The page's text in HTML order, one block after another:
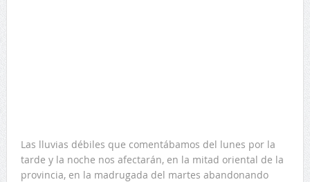
Las lluvias débiles que comentábamos del lunes por la
tarde y la noche nos afectarán, en la mitad oriental de la
provincia, en la madrugada del martes abandonando